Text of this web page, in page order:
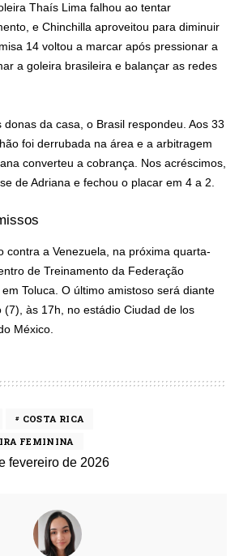
Thaís Lima falhou ao tentar
e Chinchilla aproveitou para diminuir
14 voltou a marcar após pressionar a
a goleira brasileira e balançar as redes
da casa, o Brasil respondeu. Aos 33
foi derrubada na área e a arbitragem
converteu a cobrança. Nos acréscimos,
de Adriana e fechou o placar em 4 a 2.
contra a Venezuela, na próxima quarta-
de Treinamento da Federação
Toluca. O último amistoso será diante
(7), às 17h, no estádio Ciudad de los
México.
COSTA RICA
FEMININA
fevereiro de 2026